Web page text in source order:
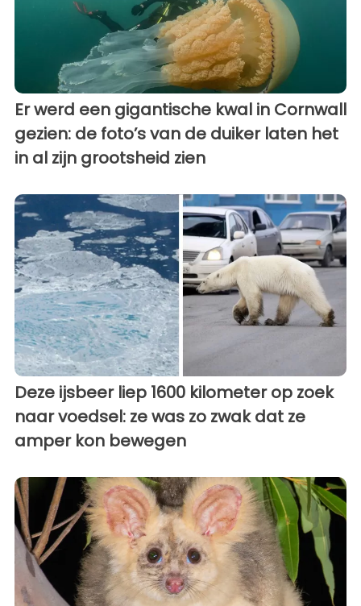
Er werd een gigantische kwal in Cornwall
gezien: de foto’s van de duiker laten het
in al zijn grootsheid zien
Deze ijsbeer liep 1600 kilometer op zoek
naar voedsel: ze was zo zwak dat ze
amper kon bewegen